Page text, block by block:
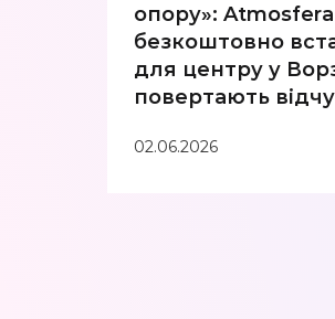
опору»: Atmosfera
безкоштовно
для центру у
повертають
02.06.2026